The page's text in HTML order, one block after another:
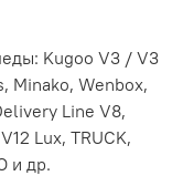
Kugoo V3 / V3
Minako, Wenbox,
Line V8,
Lux, TRUCK,
и др.